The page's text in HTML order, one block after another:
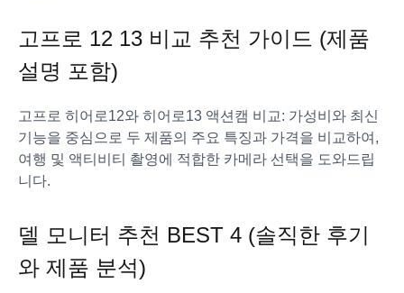
고프로 12 13 비교 추천 가이드 (제품
설명 포함)
고프로 히어로12와 히어로13 액션캠 비교: 가성비와 최신
기능을 중심으로 두 제품의 주요 특징과 가격을 비교하여,
여행 및 액티비티 촬영에 적합한 카메라 선택을 도와드립
니다.
델 모니터 추천 BEST 4 (솔직한 후기
와 제품 분석)